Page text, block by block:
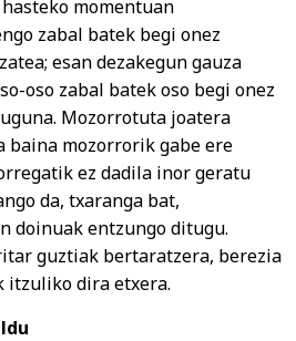
momentuan
zabal batek begi onez
esan dezakegun gauza
oso zabal batek oso begi onez
Mozorrotuta joatera
baina mozorrorik gabe ere
ez dadila inor geratu
da, txaranga bat,
doinuak entzungo ditugu.
guztiak bertaratzera, berezia
itzuliko dira etxera.